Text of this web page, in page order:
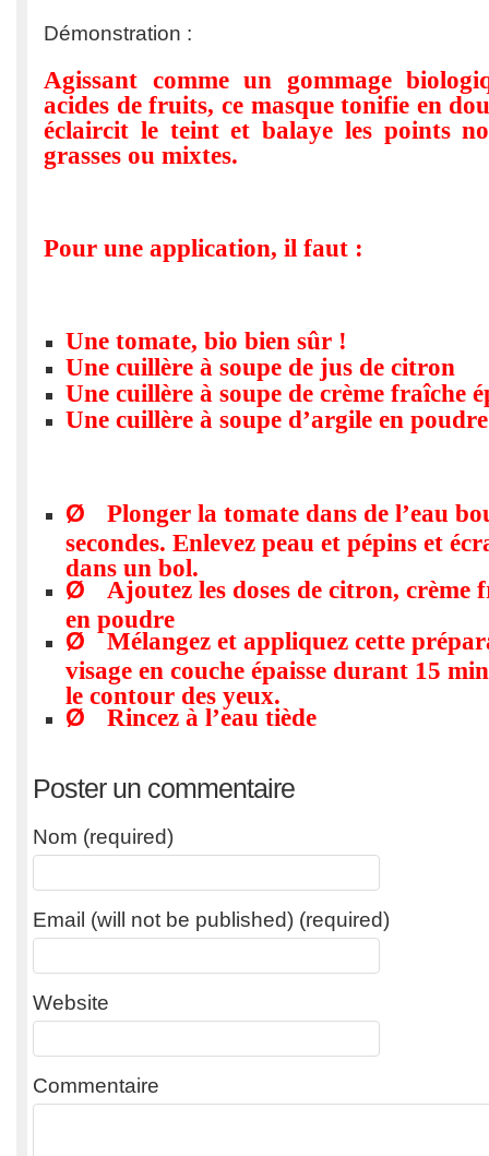
Démonstration :
Agissant comme un gommage
acides de fruits, ce masque tonifie en
éclaircit le teint et balaye les points
grasses ou mixtes.
Pour une application, il faut :
Une tomate, bio bien sûr !
Une cuillère à soupe de jus de citron
Une cuillère à soupe de crème fraîche
Une cuillère à soupe d’argile en poudre
Ø Plonger la tomate dans de l’eau
secondes. Enlevez peau et pépins et
dans un bol.
Ø Ajoutez les doses de citron, crème
en poudre
Ø Mélangez et appliquez cette
visage en couche épaisse durant 15
le contour des yeux.
Ø Rincez à l’eau tiède
Poster un commentaire
Nom (required)
Email (will not be published) (required)
Website
Commentaire